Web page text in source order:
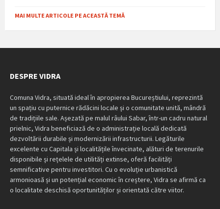
MAI MULTE ARTICOLE PE ACEASTĂ TEMĂ
DESPRE VIDRA
Comuna Vidra, situată ideal în apropierea Bucureștiului, reprezintă
un spațiu cu puternice rădăcini locale și o comunitate unită, mândră
de tradițiile sale. Așezată pe malul râului Sabar, într-un cadru natural
prielnic, Vidra beneficiază de o administrație locală dedicată
dezvoltării durabile și modernizării infrastructurii. Legăturile
excelente cu Capitala și localitățile învecinate, alături de terenurile
disponibile și rețelele de utilități extinse, oferă facilități
semnificative pentru investitori. Cu o evoluție urbanistică
armonioasă și un potențial economic în creștere, Vidra se afirmă ca
o localitate deschisă oportunităților și orientată către viitor.